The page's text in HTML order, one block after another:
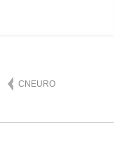
CNEURO